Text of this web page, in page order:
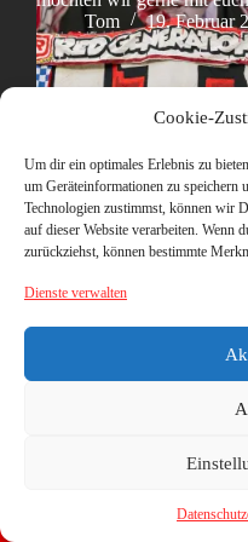
Cookie-
Um dir ein optimales Erlebnis zu
um Geräteinformationen zu speichern
Technologien zustimmst, können wir
auf dieser Website verarbeiten. Wenn
zurückziehst, können bestimmte
Dienste verwalten
Tom
19. Februar